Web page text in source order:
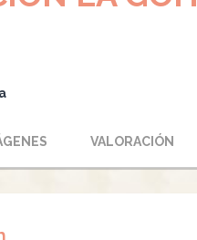
VALORACIÓN